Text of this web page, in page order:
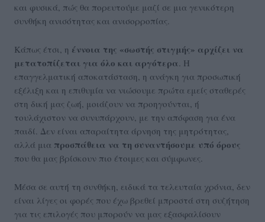
και φυσικά, πώς θα πορευτούμε μαζί σε μια γενικότερη
συνθήκη ανισότητας και ανισορροπίας.
Κάπως έτσι, η έννοια της «σωστής στιγμής» αρχίζει να
μετατοπίζεται για όλο και αργότερα . Η
επαγγελματική αποκατάσταση, η ανάγκη για προσωπική
εξέλιξη και η επιθυμία να νιώσουμε πρώτα εμείς σταθερές
στη δική μας ζωή, μοιάζουν να προηγούνται, ή
τουλάχιστον να συνυπάρχουν, με την απόφαση για ένα
παιδί. Δεν είναι απαραίτητα άρνηση της μητρότητας,
αλλά μια προσπάθεια να τη συναντήσουμε υπό όρους
που θα μας βρίσκουν πιο έτοιμες και σύμφωνες.
Μέσα σε αυτή τη συνθήκη, ειδικά τα τελευταία χρόνια, δεν
είναι λίγες οι φορές που έχω βρεθεί μπροστά στη συζήτηση
για τις επιλογές που μπορούν να μας εξασφαλίσουν